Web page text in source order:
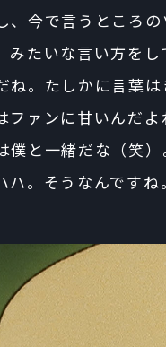
、今で言うところ
みたいな言い方をし
ね。たしかに言葉は
ファンに甘いんだ
僕と一緒だな（笑）
。そうなんですね